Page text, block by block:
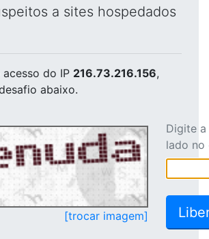
a sites hospedados
do IP 216.73.216.156,
abaixo.
[trocar imagem]
Digite
lado no